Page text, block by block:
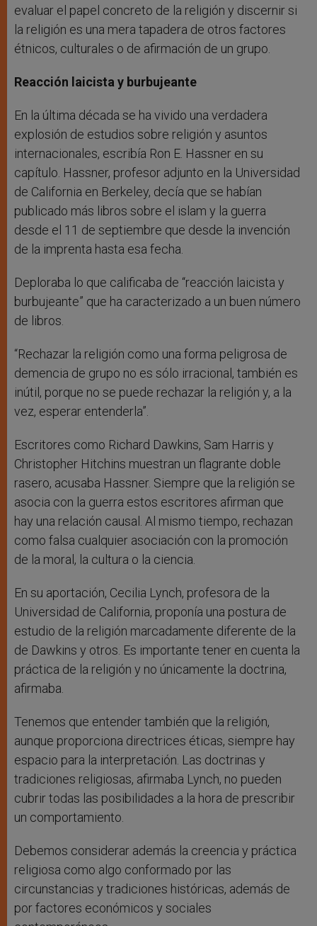
evaluar el papel concreto de la religión y discernir si
la religión es una mera tapadera de otros factores
étnicos, culturales o de afirmación de un grupo.
Reacción laicista y burbujeante
En la última década se ha vivido una verdadera
explosión de estudios sobre religión y asuntos
internacionales, escribía Ron E. Hassner en su
capítulo. Hassner, profesor adjunto en la Universidad
de California en Berkeley, decía que se habían
publicado más libros sobre el islam y la guerra
desde el 11 de septiembre que desde la invención
de la imprenta hasta esa fecha.
Deploraba lo que calificaba de “reacción laicista y
burbujeante” que ha caracterizado a un buen número
de libros.
“Rechazar la religión como una forma peligrosa de
demencia de grupo no es sólo irracional, también es
inútil, porque no se puede rechazar la religión y, a la
vez, esperar entenderla”.
Escritores como Richard Dawkins, Sam Harris y
Christopher Hitchins muestran un flagrante doble
rasero, acusaba Hassner. Siempre que la religión se
asocia con la guerra estos escritores afirman que
hay una relación causal. Al mismo tiempo, rechazan
como falsa cualquier asociación con la promoción
de la moral, la cultura o la ciencia.
En su aportación, Cecilia Lynch, profesora de la
Universidad de California, proponía una postura de
estudio de la religión marcadamente diferente de la
de Dawkins y otros. Es importante tener en cuenta la
práctica de la religión y no únicamente la doctrina,
afirmaba.
Tenemos que entender también que la religión,
aunque proporciona directrices éticas, siempre hay
espacio para la interpretación. Las doctrinas y
tradiciones religiosas, afirmaba Lynch, no pueden
cubrir todas las posibilidades a la hora de prescribir
un comportamiento.
Debemos considerar además la creencia y práctica
religiosa como algo conformado por las
circunstancias y tradiciones históricas, además de
por factores económicos y sociales